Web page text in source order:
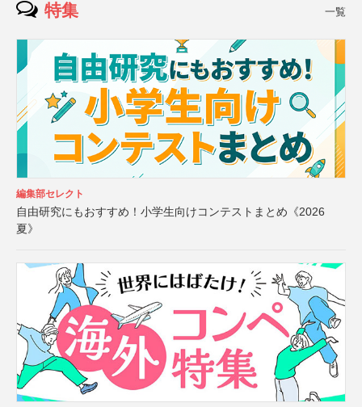
特集 一覧
編集部セレクト
自由研究にもおすすめ！小学生向けコンテストまとめ《2026
夏》